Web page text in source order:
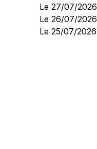
Le 27/07/2026
Le 26/07/2026
Le 25/07/2026